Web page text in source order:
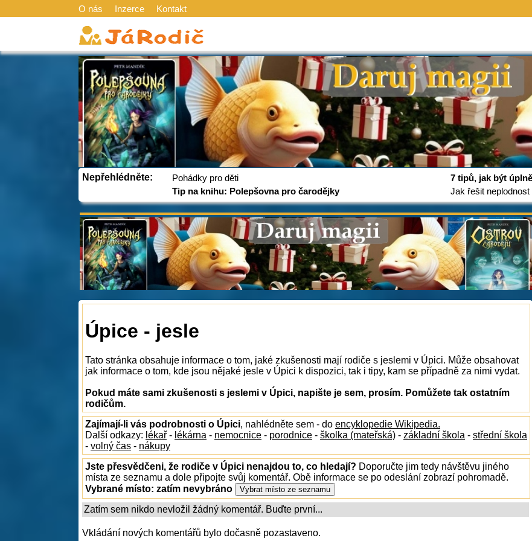
O nás Inzerce Kontakt
Nepřehlédněte:
Pohádky pro děti
Tip na knihu: Polepšovna pro čarodějky
7 tipů, jak být
Jak řešit neplodnost
Úpice - jesle
Tato stránka obsahuje informace o tom, jaké zkušenosti mají rodiče s jeslemi v Úpici. Může obsahovat
jak informace o tom, kde jsou nějaké jesle v Úpici k dispozici, tak i tipy, kam se případně za nimi vydat.
Pokud máte sami zkušenosti s jeslemi v Úpici, napište je sem, prosím. Pomůžete tak ostatním
rodičům.
Zajímají-li vás podrobnosti o Úpici, nahlédněte sem - do encyklopedie Wikipedia.
Další odkazy: lékař - lékárna - nemocnice - porodnice - školka (mateřská) - základní škola - střední škola
- volný čas - nákupy
Jste přesvědčeni, že rodiče v Úpici nenajdou to, co hledají? Doporučte jim tedy návštěvu jiného
místa ze seznamu a dole připojte svůj komentář. Obě informace se po odeslání zobrazí pohromadě.
Vybrané místo: zatím nevybráno
Zatím sem nikdo nevložil žádný komentář. Buďte první...
Vkládání nových komentářů bylo dočasně pozastaveno.